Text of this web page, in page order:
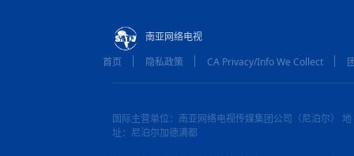
南亚网络电视
首页
隐私政策 CA Privacy/Info We Collect
国际主营单位：南亚网络电视传媒集团公司（尼泊尔） 地
址：尼泊尔加德满都